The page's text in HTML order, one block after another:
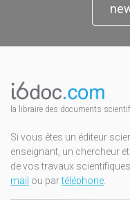
la libraire des documents
Si vous êtes un éditeur
enseignant, un chercheur
de vos travaux
mail ou partéléphone